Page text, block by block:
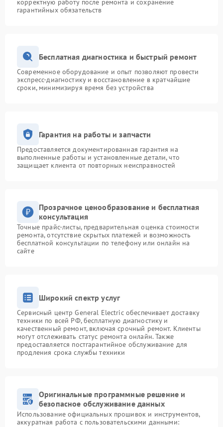
корректную работу после ремонта и сохранение
гарантийных обязательств
Бесплатная диагностика и быстрый ремонт
Современное оборудование и опыт позволяют провести
экспресс-диагностику и восстановление в кратчайшие
сроки, минимизируя время без устройства
Гарантия на работы и запчасти
Предоставляется документированная гарантия на
выполненные работы и установленные детали, что
защищает клиента от повторных неисправностей
Прозрачное ценообразование и бесплатная
консультация
Точные прайс-листы, предварительная оценка стоимости
ремонта, отсутствие скрытых платежей и возможность
бесплатной консультации по телефону или онлайн на
сайте
Широкий спектр услуг
Сервисный центр General Electric обеспечивает доставку
техники по всей РФ, бесплатную диагностику и
качественный ремонт, включая срочный ремонт. Клиенты
могут отслеживать статус ремонта онлайн. Также
предоставляется постгарантийное обслуживание для
продления срока службы техники
Оригинальные программные решение и
безопасное обслуживание данных
Использование официальных прошивок и инструментов,
аккуратная работа с пользовательскими данными: